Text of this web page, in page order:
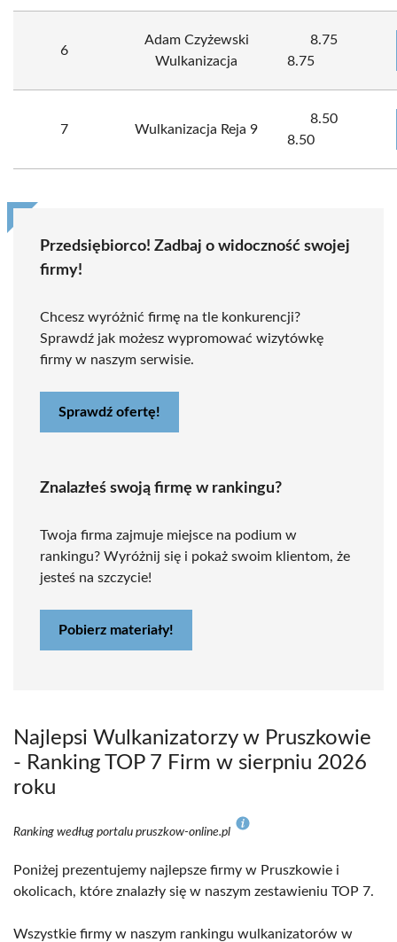
6
Adam Czyżewski
Wulkanizacja
8.75
8.75
7 Wulkanizacja Reja 9
8.50
8.50
Przedsiębiorco! Zadbaj o widoczność swojej
firmy!
Chcesz wyróżnić firmę na tle konkurencji?
Sprawdź jak możesz wypromować wizytówkę
firmy w naszym serwisie.
Sprawdź ofertę!
Znalazłeś swoją firmę w rankingu?
Twoja firma zajmuje miejsce na podium w
rankingu? Wyróżnij się i pokaż swoim klientom, że
jesteś na szczycie!
Pobierz materiały!
Najlepsi Wulkanizatorzy w Pruszkowie
- Ranking TOP 7 Firm w sierpniu 2026
roku
Ranking według portalu pruszkow-online.pl
Poniżej prezentujemy najlepsze firmy w Pruszkowie i
okolicach, które znalazły się w naszym zestawieniu TOP 7.
Wszystkie firmy w naszym rankingu wulkanizatorów w